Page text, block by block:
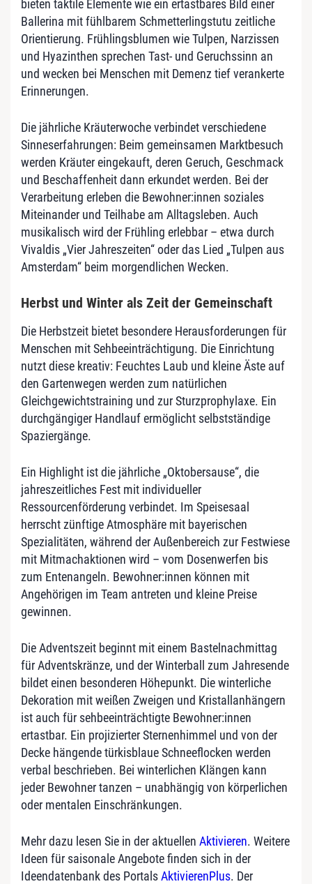
bieten taktile Elemente wie ein ertastbares Bild einer
Ballerina mit fühlbarem Schmetterlingstutu zeitliche
Orientierung. Frühlingsblumen wie Tulpen, Narzissen
und Hyazinthen sprechen Tast- und Geruchssinn an
und wecken bei Menschen mit Demenz tief verankerte
Erinnerungen.
Die jährliche Kräuterwoche verbindet verschiedene
Sinneserfahrungen: Beim gemeinsamen Marktbesuch
werden Kräuter eingekauft, deren Geruch, Geschmack
und Beschaffenheit dann erkundet werden. Bei der
Verarbeitung erleben die Bewohner:innen soziales
Miteinander und Teilhabe am Alltagsleben. Auch
musikalisch wird der Frühling erlebbar – etwa durch
Vivaldis „Vier Jahreszeiten“ oder das Lied „Tulpen aus
Amsterdam“ beim morgendlichen Wecken.
Herbst und Winter als Zeit der Gemeinschaft
Die Herbstzeit bietet besondere Herausforderungen für
Menschen mit Sehbeeinträchtigung. Die Einrichtung
nutzt diese kreativ: Feuchtes Laub und kleine Äste auf
den Gartenwegen werden zum natürlichen
Gleichgewichtstraining und zur Sturzprophylaxe. Ein
durchgängiger Handlauf ermöglicht selbstständige
Spaziergänge.
Ein Highlight ist die jährliche „Oktobersause“, die
jahreszeitliches Fest mit individueller
Ressourcenförderung verbindet. Im Speisesaal
herrscht zünftige Atmosphäre mit bayerischen
Spezialitäten, während der Außenbereich zur Festwiese
mit Mitmachaktionen wird – vom Dosenwerfen bis
zum Entenangeln. Bewohner:innen können mit
Angehörigen im Team antreten und kleine Preise
gewinnen.
Die Adventszeit beginnt mit einem Bastelnachmittag
für Adventskränze, und der Winterball zum Jahresende
bildet einen besonderen Höhepunkt. Die winterliche
Dekoration mit weißen Zweigen und Kristallanhängern
ist auch für sehbeeinträchtigte Bewohner:innen
ertastbar. Ein projizierter Sternenhimmel und von der
Decke hängende türkisblaue Schneeflocken werden
verbal beschrieben. Bei winterlichen Klängen kann
jeder Bewohner tanzen – unabhängig von körperlichen
oder mentalen Einschränkungen.
Mehr dazu lesen Sie in der aktuellen Aktivieren. Weitere
Ideen für saisonale Angebote finden sich in der
Ideendatenbank des PortalsAktivierenPlus. Der